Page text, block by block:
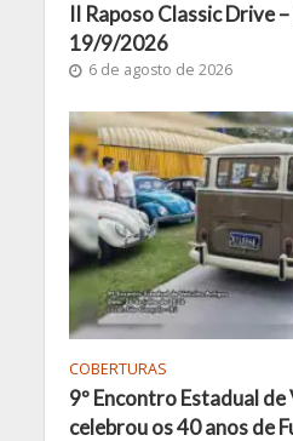
II Raposo Classic Drive
19/9/2026
6 de agosto de 2026
COBERTURAS
9º Encontro Estadual
celebrou os 40 anos de